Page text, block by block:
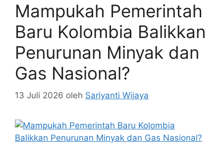
Mampukah Pemerintah
Baru Kolombia Balikkan
Penurunan Minyak dan
Gas Nasional?
13 Juli 2026 oleh Sariyanti Wijaya